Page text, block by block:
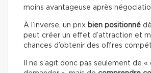
moins avantageuse après
À l’inverse, un prix bien positionné
peut créer un effet d’attraction et
chances d’obtenir des offres
Il ne s’agit donc pas seulement de «